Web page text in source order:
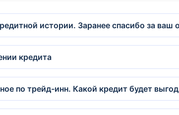
истории. Заранее спасибо за ваш
кредита
по трейд-инн. Какой кредит будет